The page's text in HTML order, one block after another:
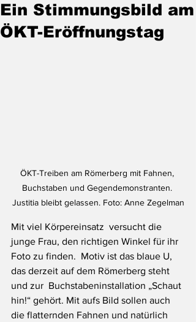
Ein Stimmungsbild am
ÖKT-Eröffnungstag
ÖKT-Treiben am Römerberg mit Fahnen,
Buchstaben und Gegendemonstranten.
Justitia bleibt gelassen. Foto: Anne Zegelman
Mit viel Körpereinsatz  versucht die
junge Frau, den richtigen Winkel für ihr
Foto zu finden.  Motiv ist das blaue U,
das derzeit auf dem Römerberg steht
und zur  Buchstabeninstallation „Schaut
hin!“ gehört. Mit aufs Bild sollen auch
die flatternden Fahnen und natürlich